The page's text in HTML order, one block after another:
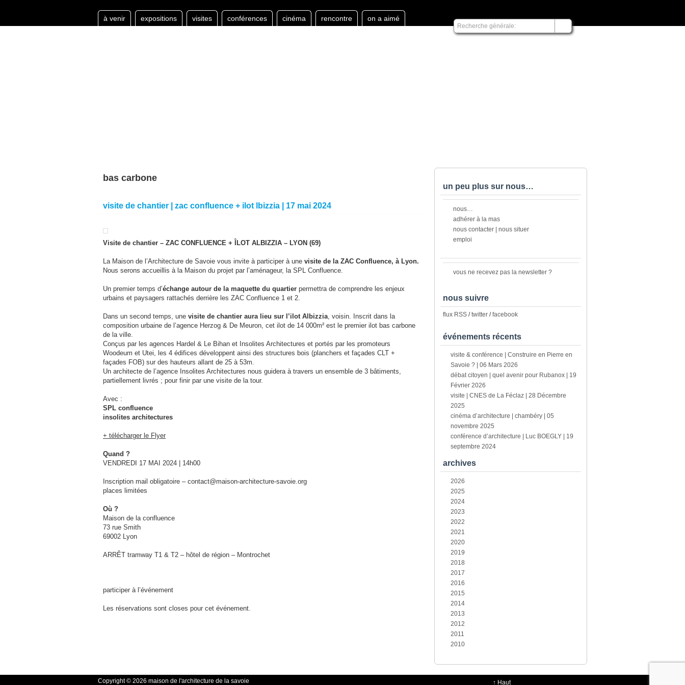
à venir expositions visites conférences cinéma rencontre on a aimé
bas carbone
visite de chantier | zac confluence + ilot lbizzia | 17 mai 2024
Visite de chantier – ZAC CONFLUENCE + ÎLOT ALBIZZIA – LYON (69)
La Maison de l’Architecture de Savoie vous invite à participer à une visite de la ZAC Confluence, à Lyon.
Nous serons accueillis à la Maison du projet par l’aménageur, la SPL Confluence.
Un premier temps d’échange autour de la maquette du quartier permettra de comprendre les enjeux
urbains et paysagers rattachés derrière les ZAC Confluence 1 et 2.
Dans un second temps, une visite de chantier aura lieu sur l’ilot Albizzia, voisin. Inscrit dans la
composition urbaine de l’agence Herzog & De Meuron, cet ilot de 14 000m² est le premier ilot bas carbone
de la ville.
Conçus par les agences Hardel & Le Bihan et Insolites Architectures et portés par les promoteurs
Woodeum et Utei, les 4 édifices développent ainsi des structures bois (planchers et façades CLT +
façades FOB) sur des hauteurs allant de 25 à 53m.
Un architecte de l’agence Insolites Architectures nous guidera à travers un ensemble de 3 bâtiments,
partiellement livrés ; pour finir par une visite de la tour.
Avec :
SPL confluence
insolites architectures
+ télécharger le Flyer
Quand ?
VENDREDI 17 MAI 2024 | 14h00
Inscription mail obligatoire – contact@maison-architecture-savoie.org
places limitées
Où ?
Maison de la confluence
73 rue Smith
69002 Lyon
ARRÊT tramway T1 & T2 – hôtel de région – Montrochet
participer à l’événement
Les réservations sont closes pour cet événement.
un peu plus sur nous…
nous…
adhérer à la mas
nous contacter | nous situer
emploi
vous ne recevez pas la newsletter ?
nous suivre
flux RSS /twitter /facebook
événements récents
visite & conférence | Construire en Pierre en
Savoie ? | 06 Mars 2026
débat citoyen | quel avenir pour Rubanox | 19
Février 2026
visite | CNES de La Féclaz | 28 Décembre
2025
cinéma d’architecture | chambéry | 05
novembre 2025
conférence d’architecture | Luc BOEGLY | 19
septembre 2024
archives
2026
2025
2024
2023
2022
2021
2020
2019
2018
2017
2016
2015
2014
2013
2012
2011
2010
Copyright © 2026 maison de l'architecture de la savoie ↑ Haut